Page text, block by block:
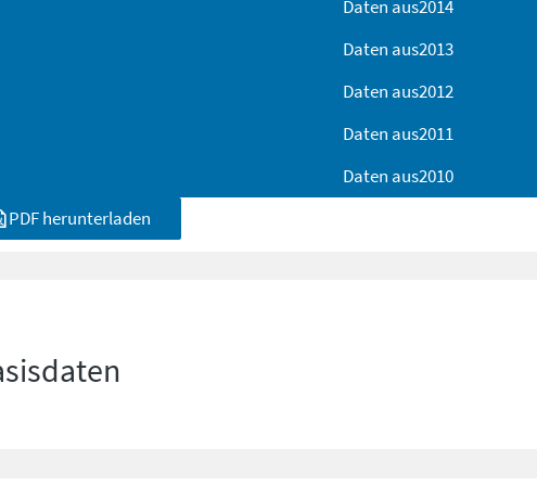
Daten aus2014
Daten aus2013
Daten aus2012
Daten aus2011
Daten aus2010
PDF herunterladen